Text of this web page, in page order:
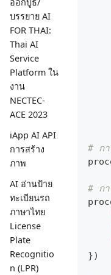
บรรยาย AI
FOR THAI:
Thai AI
Service
Platform ใน
งาน
NECTEC-
ACE 2023
iApp AI API
การสร้าง
ภาพ
AI อ่านป้าย
ทะเบียนรถ
ภาษาไทย
License
Plate
Recognitio
n (LPR)
# กา
# กา
})